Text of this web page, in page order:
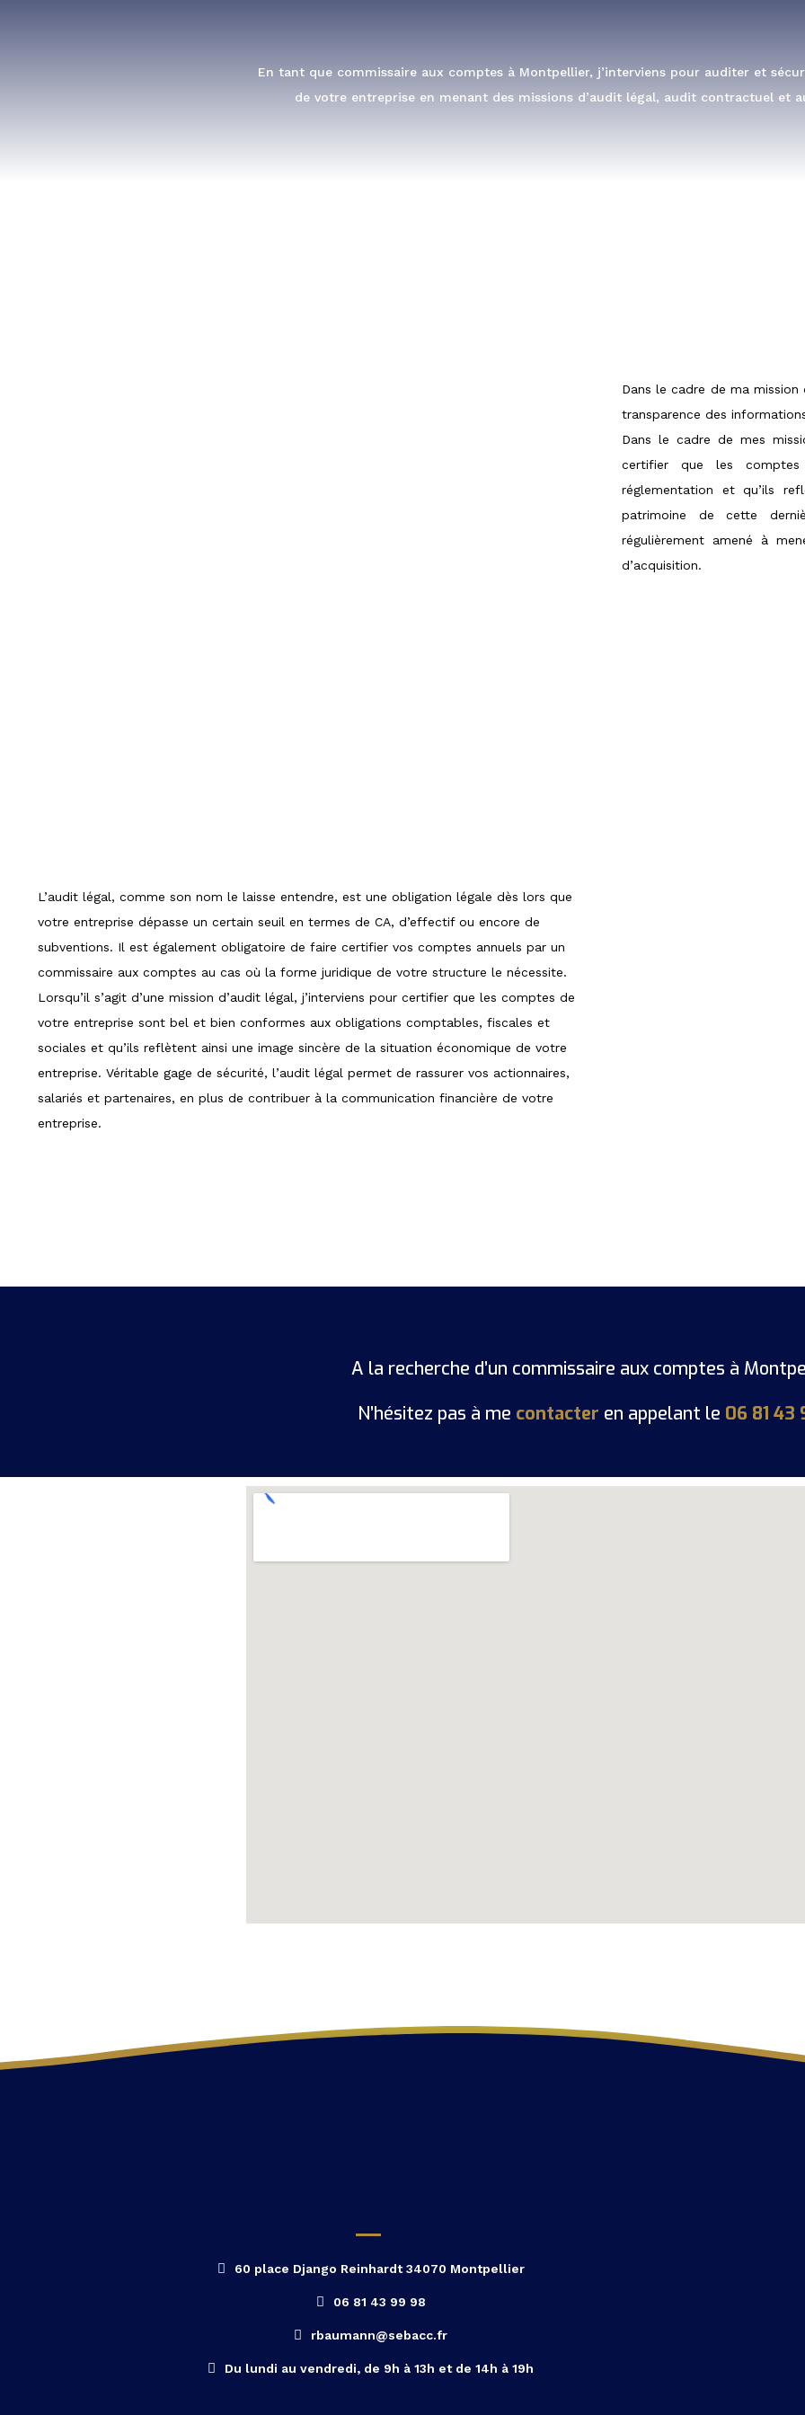
En tant que commissaire aux comptes à Montpellier, j’interviens pour auditer et
de votre entreprise en menant des missions d’audit légal, audit contractuel et
Dans le cadre de ma mission
transparence des
Dans le cadre de mes
certifier que les
réglementation et qu’ils
patrimoine de cette
régulièrement amené à
d’acquisition.
L’audit légal, comme son nom le laisse entendre, est une obligation légale dès lors que
votre entreprise dépasse un certain seuil en termes de CA, d’effectif ou encore de
subventions. Il est également obligatoire de faire certifier vos comptes annuels par un
commissaire aux comptes au cas où la forme juridique de votre structure le nécessite.
Lorsqu’il s’agit d’une mission d’audit légal, j’interviens pour certifier que les comptes de
votre entreprise sont bel et bien conformes aux obligations comptables, fiscales et
sociales et qu’ils reflètent ainsi une image sincère de la situation économique de votre
entreprise. Véritable gage de sécurité, l’audit légal permet de rassurer vos actionnaires,
salariés et partenaires, en plus de contribuer à la communication financière de votre
entreprise.
A la recherche d’un commissaire aux comptes à
N’hésitez pas à me contacter en appelant le 06 81 43
60 place Django Reinhardt 34070 Montpellier
06 81 43 99 98
rbaumann@sebacc.fr
Du lundi au vendredi, de 9h à 13h et de 14h à 19h